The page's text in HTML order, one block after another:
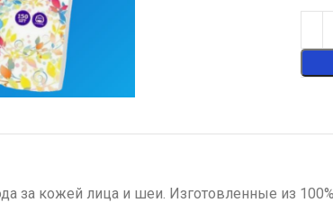
за кожей лица и шеи. Изготовленные из